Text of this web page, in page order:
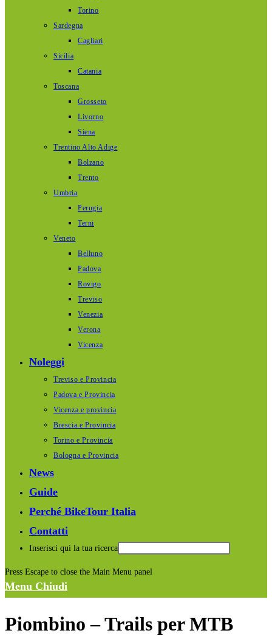
Torino
Sardegna
Cagliari
Sicilia
Catania
Toscana
Grosseto
Livorno
Siena
Trentino Alto Adige
Bolzano
Trento
Umbria
Perugia
Terni
Veneto
Belluno
Padova
Rovigo
Treviso
Venezia
Verona
Vicenza
Noleggi
Treviso e Provincia
Padova e Provincia
Vicenza e provincia
Brescia e Provincia
Torino e Provincia
Bologna e Provincia
News
Guide
Perché BikeTour Italia
Contatti
Inserisci qui la tua ricerca
Press Escape to close the Main Menu panel
Menu Chiudi
Piombino – Trails per MTB